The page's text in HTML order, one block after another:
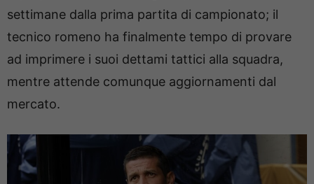
settimane dalla prima partita di campionato; il
tecnico romeno ha finalmente tempo di provare
ad imprimere i suoi dettami tattici alla squadra,
mentre attende comunque aggiornamenti dal
mercato.